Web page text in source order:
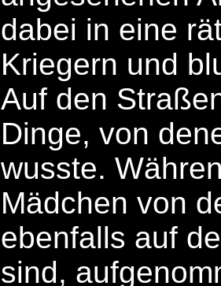
dabei in eine
Kriegern und
Auf den
Dinge, von
wusste.
Mädchen von
ebenfalls auf
sind,